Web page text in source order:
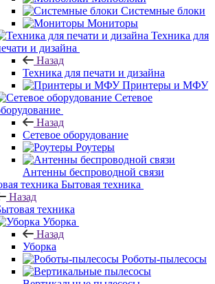
Системные блоки
Мониторы
Техника для
и дизайна
Назад
Техника для печати и дизайна
Принтеры и МФУ
Сетевое
Назад
Сетевое оборудование
Роутеры
Антенны беспроводной связи
Бытовая техника
Назад
техника
Уборка
Назад
Уборка
Роботы-пылесосы